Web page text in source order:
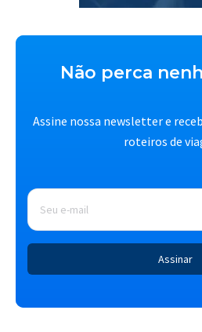
Não perca
Assine nossa newsletter e
roteiros de
E-
mail *